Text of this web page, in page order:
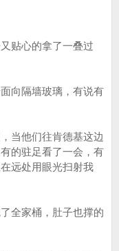
贴心的拿了一叠过
向隔墙玻璃，有说有
当他们往肯德基这边
的驻足看了一会，有
远处用眼光扫射我
全家桶，肚子也撑的